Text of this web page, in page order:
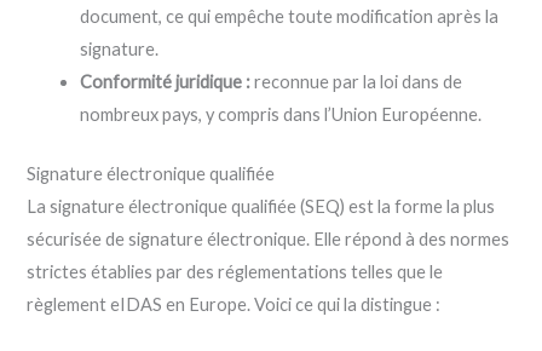
document, ce qui empêche toute modification après la
signature.
Conformité juridique :reconnue par la loi dans de
nombreux pays, y compris dans l’Union Européenne.
Signature électronique qualifiée
La signature électronique qualifiée (SEQ) est la forme la plus
sécurisée de signature électronique. Elle répond à des normes
strictes établies par des réglementations telles que le
règlement eIDAS en Europe. Voici ce qui la distingue :